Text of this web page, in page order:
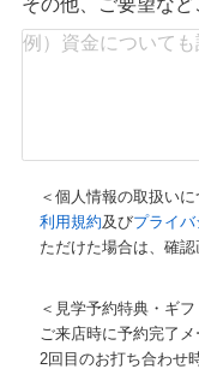
その他、ご要望な
＜個人情報の取扱いに
利用規約及びプライバ
ただけた場合は、確認
＜見学予約特典・ギ
ご来店時に予約完了
2回目のお打ち合わせ